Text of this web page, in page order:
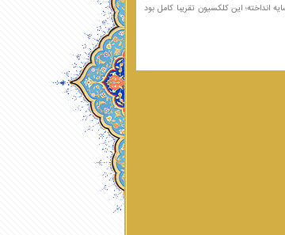
انداخته؛ این کلکسیون تقریبا کامل بود